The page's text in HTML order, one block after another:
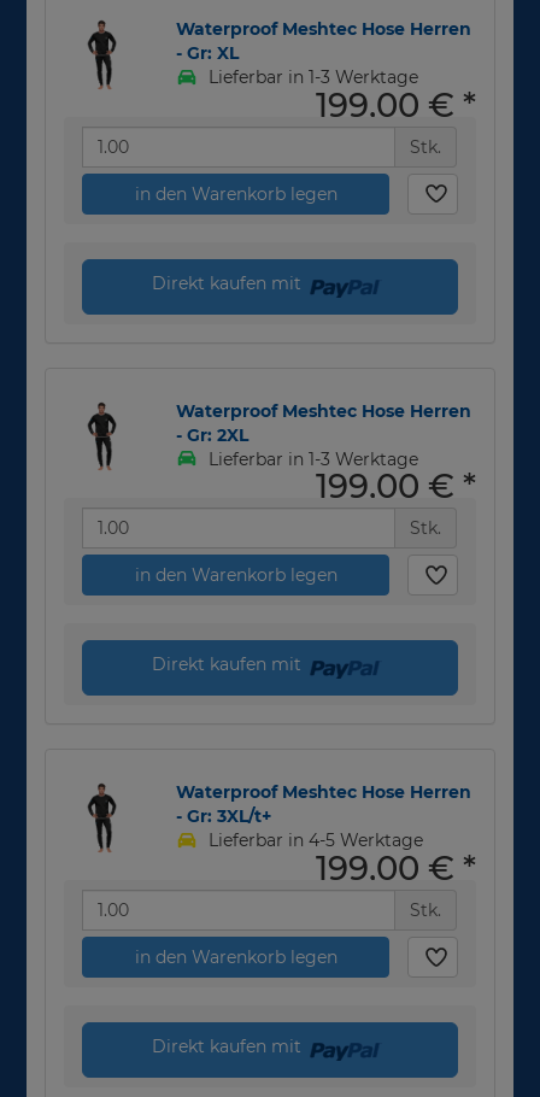
Waterproof Meshtec Hose Herren
- Gr: XL
Lieferbar in 1-3 Werktage
199,00 € *
Stk.
in den Warenkorb legen
Direkt kaufen mit
Waterproof Meshtec Hose Herren
- Gr: 2XL
Lieferbar in 1-3 Werktage
199,00 € *
Stk.
in den Warenkorb legen
Direkt kaufen mit
Waterproof Meshtec Hose Herren
- Gr: 3XL/t+
Lieferbar in 4-5 Werktage
199,00 € *
Stk.
in den Warenkorb legen
Direkt kaufen mit